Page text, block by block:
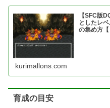
【SFC版
としたレ
の集め方【
kurimallons.com
育成の目安